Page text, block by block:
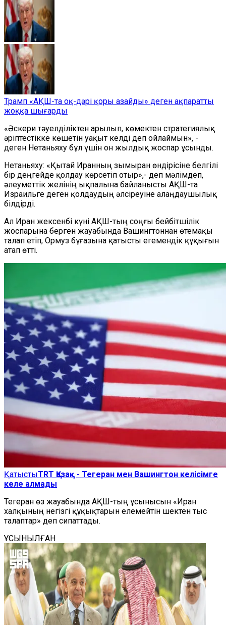
Трамп «АҚШ-та оқ-дәрі қоры азайды» деген ақпаратты
жоққа шығарды
«Әскери тәуелділіктен арылып, көмектен стратегиялық
әріптестікке көшетін уақыт келді деп ойлаймын», -
деген Нетаньяху бұл үшін он жылдық жоспар ұсынды.
Нетаньяху: «Қытай Иранның зымыран өндірісіне белгілі
бір деңгейде қолдау көрсетіп отыр»,- деп мәлімдеп,
әлеуметтік желінің ықпалына байланысты АҚШ-та
Израильге деген қолдаудың әлсіреуіне алаңдаушылық
білдірді.
Ал Иран жексенбі күні АҚШ-тың соңғы бейбітшілік
жоспарына берген жауабында Вашингтоннан өтемақы
талап етіп, Ормуз бұғазына қатысты егемендік құқығын
атап өтті.
ҚатыстыTRT Қазақ - Тегеран мен Вашингтон келісімге
келе алмады
Тегеран өз жауабында АҚШ-тың ұсынысын «Иран
халқының негізгі құқықтарын елемейтін шектен тыс
талаптар» деп сипаттады.
ҰСЫНЫЛҒАН